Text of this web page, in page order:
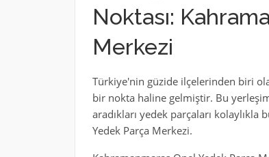
Noktası:
Merkezi
Türkiye'nin güzide ilçelerinden biri
bir nokta haline gelmiştir. Bu
aradıkları yedek parçaları
Yedek Parça Merkezi.